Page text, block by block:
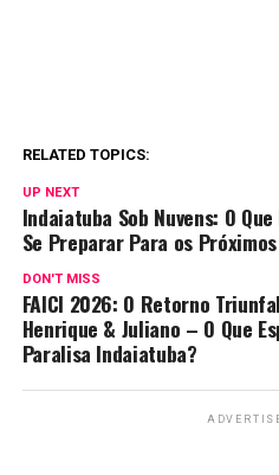
RELATED TOPICS:
UP NEXT
Indaiatuba Sob Nuvens: O
Se Preparar Para os
DON'T MISS
FAICI 2026: O Retorno
Henrique & Juliano – O Que
Paralisa Indaiatuba?